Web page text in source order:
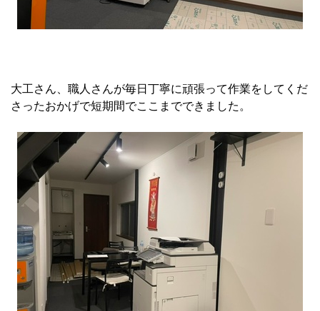
大工さん、職人さんが毎日丁寧に頑張って作業をしてくだ
さったおかげで短期間でここまでできました。